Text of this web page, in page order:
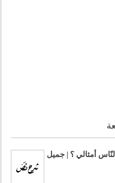
أمثالي ؟ | جميل